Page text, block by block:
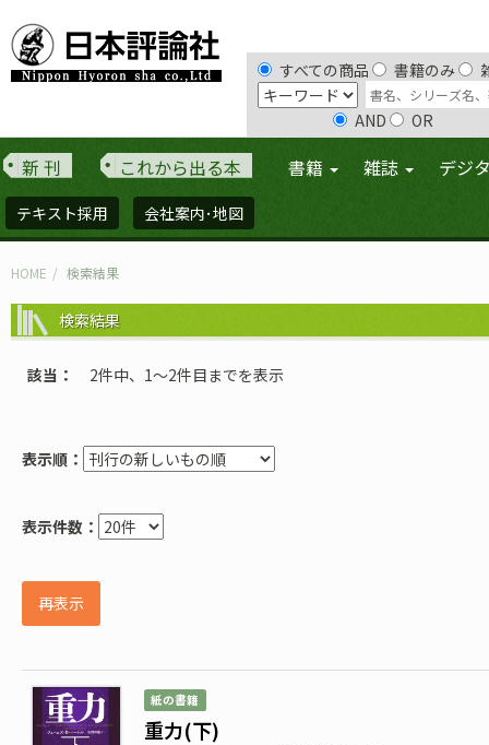
すべての商品 書籍のみ
AND OR
新 刊 これから出る本 書籍 雑誌 デジ
テキスト採用 会社案内･地図
HOME 検索結果
検索結果
該当 2件中、1〜2件目までを表示
表示順：
表示件数：
再表示
紙の書籍
重力(下)